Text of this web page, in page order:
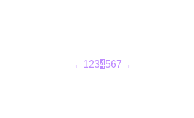
← 1234567 →